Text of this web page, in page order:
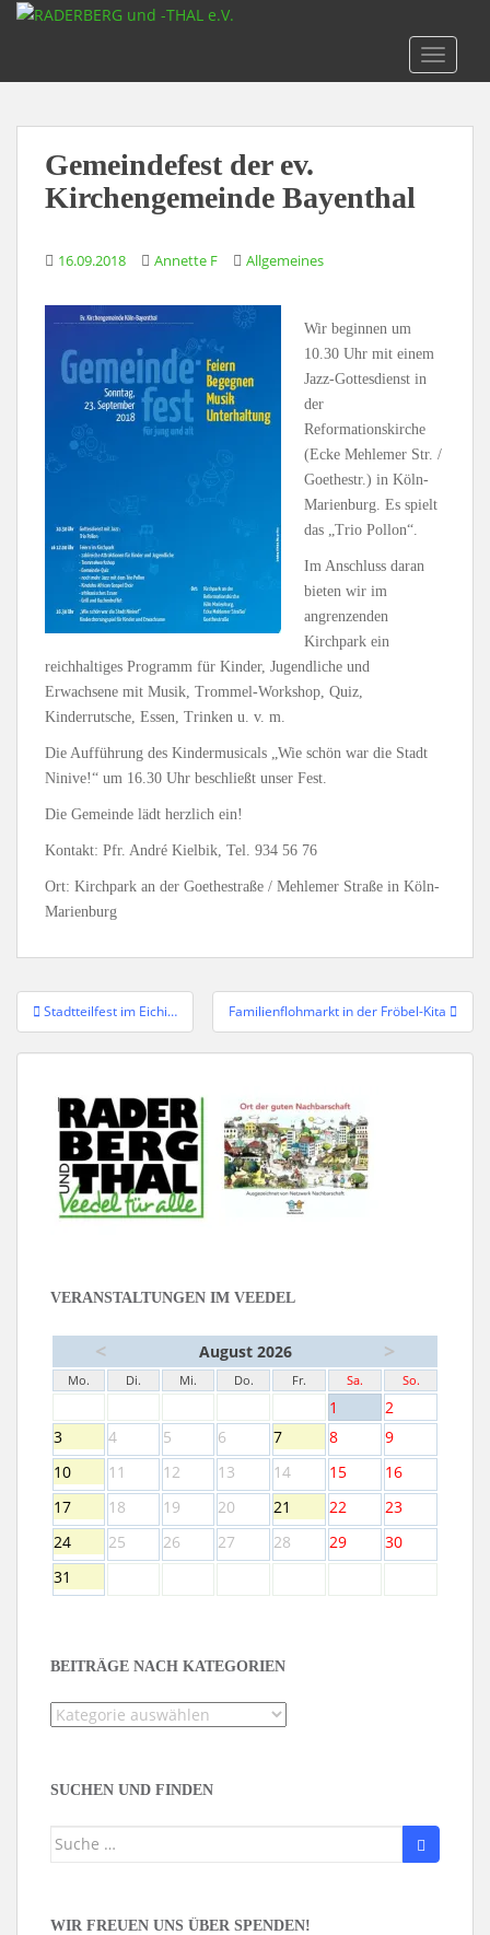
p
Gemeindefest der ev.
Kirchengemeinde Bayenthal
16.09.2018 Annette F Allgemeines
Wir beginnen um
10.30 Uhr mit einem
Jazz-Gottesdienst in
der
Reformationskirche
(Ecke Mehlemer Str. /
Goethestr.) in Köln-
Marienburg. Es spielt
das „Trio Pollon“.
Im Anschluss daran
bieten wir im
angrenzenden
Kirchpark ein
reichhaltiges Programm für Kinder, Jugendliche und
Erwachsene mit Musik, Trommel-Workshop, Quiz,
Kinderrutsche, Essen, Trinken u. v. m.
Die Aufführung des Kindermusicals „Wie schön war die Stadt
Ninive!“ um 16.30 Uhr beschließt unser Fest.
Die Gemeinde lädt herzlich ein!
Kontakt: Pfr. André Kielbik, Tel. 934 56 76
Ort: Kirchpark an der Goethestraße / Mehlemer Straße in Köln-
Marienburg
Beitragsnavigation
Stadtteilfest im Eichi… Familienflohmarkt in der Fröbel-Kita
VERANSTALTUNGEN IM VEEDEL
< August 2026 >
Mo. Di. Mi. Do. Fr. Sa. So.
1
2
3
4 5 6 7 8
9
10
11 12 13 14 15
16
17
18 19 20 21 22
23
24
25 26 27 28 29
30
31
BEITRÄGE NACH KATEGORIEN
Beiträge
SUCHEN UND FINDEN
Suche
WIR FREUEN UNS ÜBER SPENDEN!